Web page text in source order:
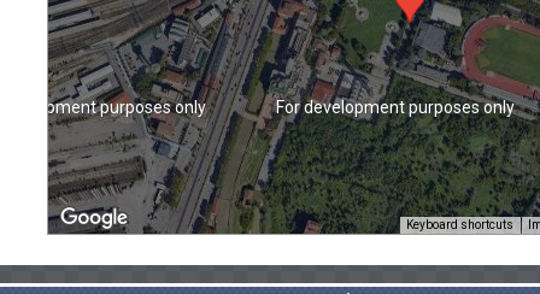
For development purposes only
purposes only
Keyboard shortcuts